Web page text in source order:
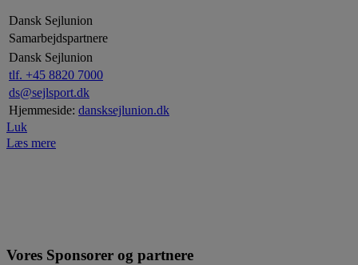
Dansk Sejlunion
Samarbejdspartnere
Dansk Sejlunion
tlf. +45 8820 7000
ds@sejlsport.dk
Hjemmeside: dansksejlunion.dk
Luk
Læs mere
Vores Sponsorer og partnere